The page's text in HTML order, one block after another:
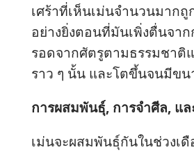
เศร้า​ที่​เห็น​เม่น​จำนวน​มาก​
อย่าง​ยิ่ง​ตอน​ที่​มัน​เพิ่ง​ตื่น​จา
รอด​จาก​ศัตรู​ตาม​ธรรมชาติ​
ราว ๆ นั้น และ​โต​ขึ้น​จน​มี​ข
การ​ผสม​พันธุ์, การ​จำศีล, แ
เม่น​จะ​ผสม​พันธุ์​กัน​ใน​ช่วง​เ